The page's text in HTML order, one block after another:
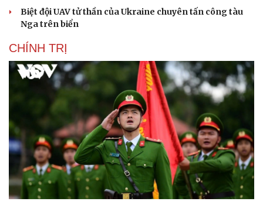
Biệt đội UAV tử thần của Ukraine chuyên tấn công tàu
Nga trên biển
CHÍNH TRỊ